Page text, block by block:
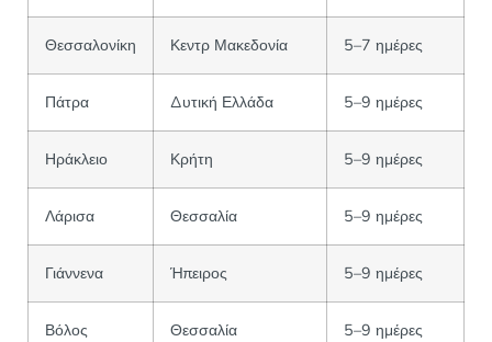
Θεσσαλονίκη Κεντρ Μακεδονία 5–7 ημέρες
Πάτρα Δυτική Ελλάδα 5–9 ημέρες
Ηράκλειο Κρήτη 5–9 ημέρες
Λάρισα Θεσσαλία 5–9 ημέρες
Γιάννενα Ήπειρος 5–9 ημέρες
Βόλος Θεσσαλία 5–9 ημέρες